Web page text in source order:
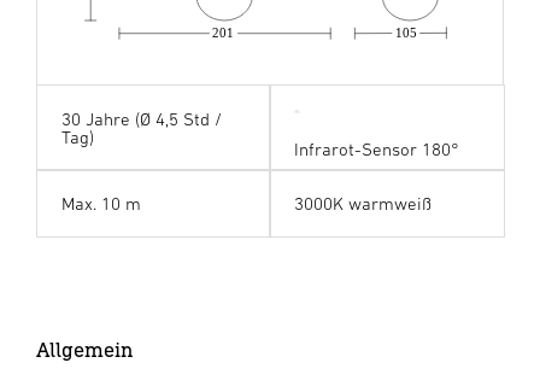
105
201
30 Jahre (Ø 4,5 Std /
Tag)
Infrarot-Sensor 180°
Max. 10 m 3000K warmweiß
Allgemein